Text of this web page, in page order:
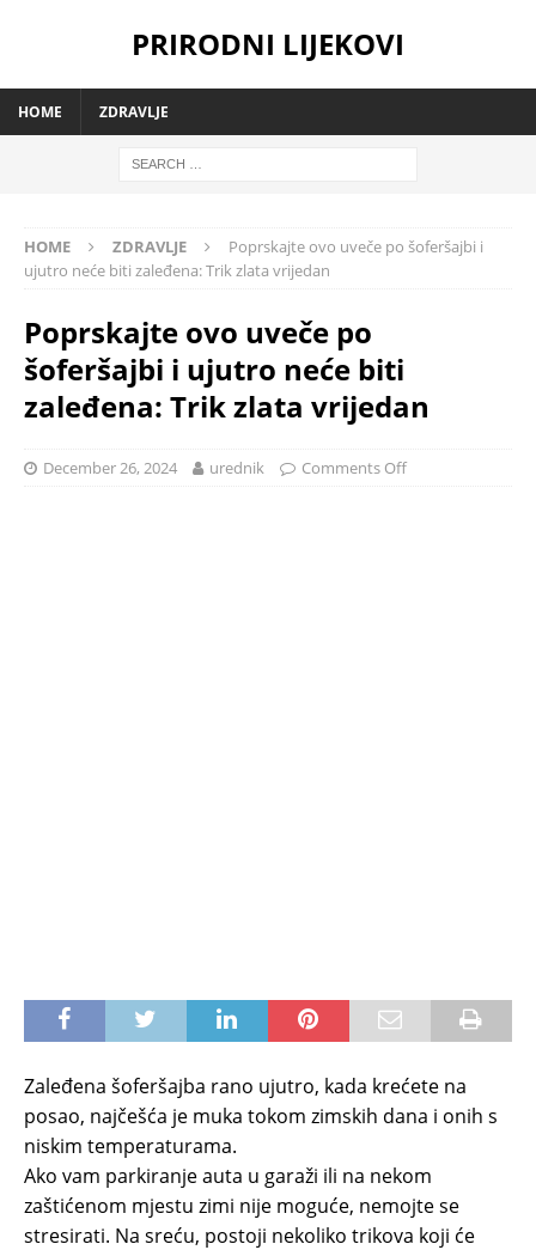
PRIRODNI LIJEKOVI
HOME ZDRAVLJE
HOME ZDRAVLJE
Poprskajte ovo uveče po šoferšajbi i
ujutro neće biti zaleđena: Trik zlata vrijedan
Poprskajte ovo uveče po
šoferšajbi i ujutro neće biti
zaleđena: Trik zlata vrijedan
December 26, 2024 urednik Comments Off
Zaleđena šoferšajba rano ujutro, kada krećete na
posao, najčešća je muka tokom zimskih dana i onih s
niskim temperaturama.
Ako vam parkiranje auta u garaži ili na nekom
zaštićenom mjestu zimi nije moguće, nemojte se
stresirati. Na sreću, postoji nekoliko trikova koji će